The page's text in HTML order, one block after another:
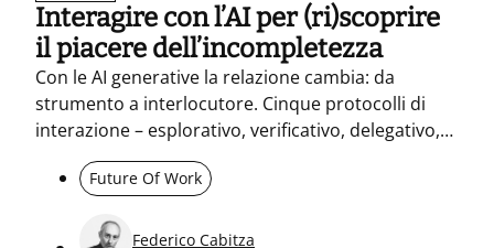
Interagire con l’AI per (ri)scoprire
il piacere dell’incompletezza
Con le AI generative la relazione cambia: da
strumento a interlocutore. Cinque protocolli di
interazione – esplorativo, verificativo, delegativo,
interrogativo e dialogico – aiutano a rendere
esplicite pratiche e responsabilità. In azienda
leadership generativa.
Future Of Work
Federico Cabitza